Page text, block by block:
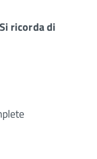
Si ricorda di